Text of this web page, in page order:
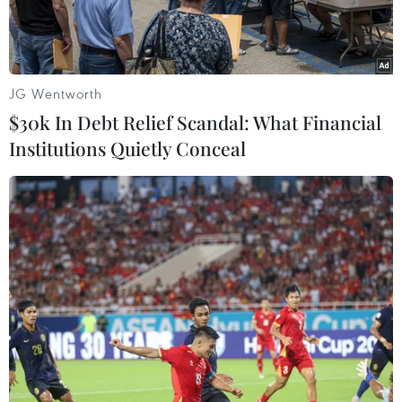
Ảnh minh họa. (Nguồn: Vietnam+)
Theo Sở Giao dịch Chứng khoán Hà Nội (HNX),
trong tháng Hai, HNX tổ chức 16 đợt đấu thầu
trái phiếu Chính phủ do Kho bạc Nhà nước phát
hành, huy động được 29.129 tỷ đồng.
JG Wentworth
$30k In Debt Relief Scandal: What Financial
Institutions Quietly Conceal